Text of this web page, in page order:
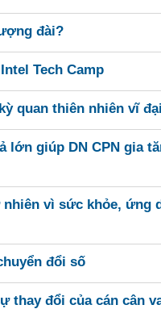
đài?
Tech Camp
quan thiên nhiên vĩ
lớn giúp DN CPN gia
vì sức khỏe, ứng
đổi số
thay đổi của cán cân